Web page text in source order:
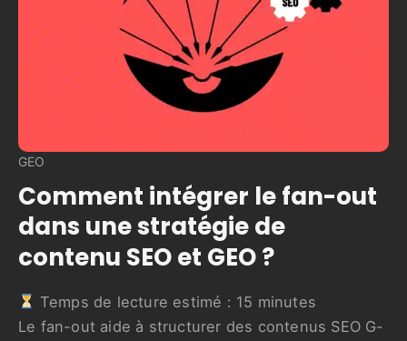
GEO
Comment intégrer le fan-out
dans une stratégie de
contenu SEO et GEO ?
Temps de lecture estimé : 15 minutes
Le fan-out aide à structurer des contenus SEO G-